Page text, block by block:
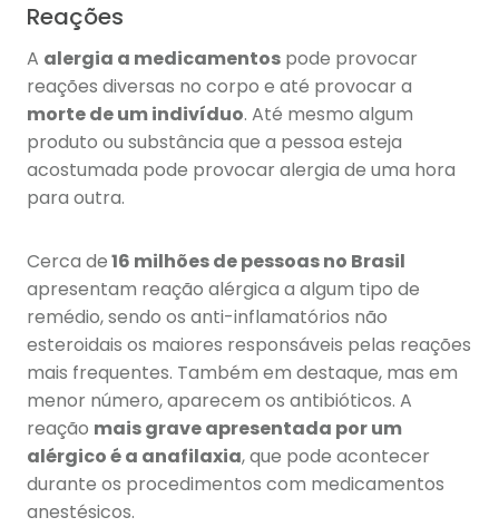
Reações
A alergia a medicamentos pode provocar
reações diversas no corpo e até provocar a
morte de um indivíduo. Até mesmo algum
produto ou substância que a pessoa esteja
acostumada pode provocar alergia de uma hora
para outra.
Cerca de16 milhões de pessoas no Brasil
apresentam reação alérgica a algum tipo de
remédio, sendo os anti-inflamatórios não
esteroidais os maiores responsáveis pelas reações
mais frequentes. Também em destaque, mas em
menor número, aparecem os antibióticos. A
reação mais grave apresentada por um
alérgico é a anafilaxia, que pode acontecer
durante os procedimentos com medicamentos
anestésicos.